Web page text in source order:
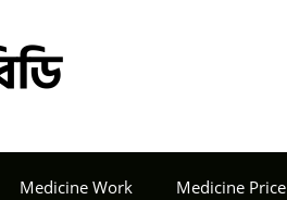
Medicine Work Medicine Price